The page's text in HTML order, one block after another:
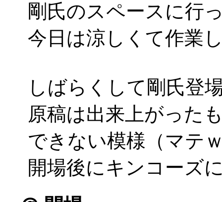
剛氏のスペースに行
今日は涼しくて作業
しばらくして剛氏登
原稿は出来上がった
できない模様（マテ
開場後にキンコーズ